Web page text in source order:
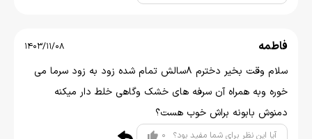
فاطمه 1403/11/08
سلام وقت بخیر دخترم 8سالش تمام شده زود به زود سرما می
خوره وبه همراه آن سرفه های خشک وگاهی خلط دار میکنه
دمنوش بابونه براش خوب هست؟
آیا این نظر برای شما مفید بود؟ 0